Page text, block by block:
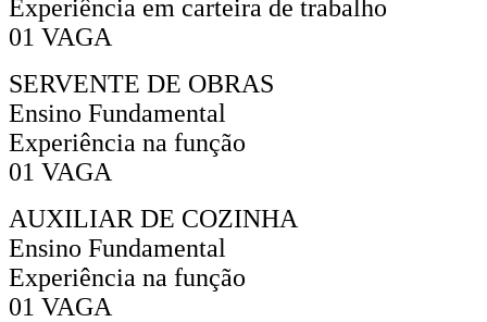
Experiência em carteira de trabalho
01 VAGA
SERVENTE DE OBRAS
Ensino Fundamental
Experiência na função
01 VAGA
AUXILIAR DE COZINHA
Ensino Fundamental
Experiência na função
01 VAGA